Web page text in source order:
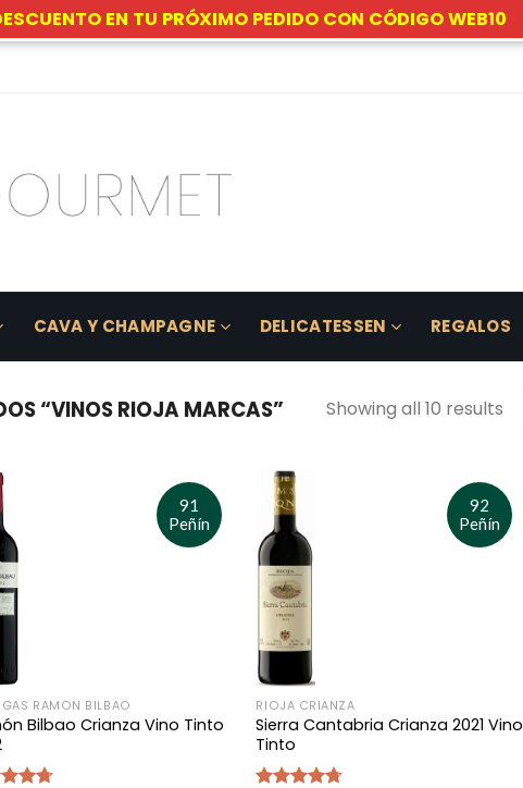
CAVA Y CHAMPAGNE DELICATESSEN REGALOS
“VINOS RIOJA MARCAS” Showing all 10 results
91
Peñín
RAMÓN BILBAO
Bilbao Crianza Vino Tinto
92
Peñín
RIOJA CRIANZA
Sierra Cantabria Crianza 2021 Vino
Tinto
EN TU PRÓXIMO PEDIDO CON CÓDIGO WEB10